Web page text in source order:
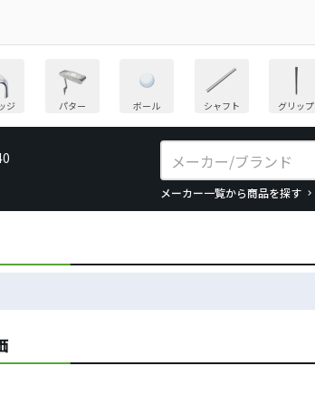
ジ パター ボール シャフト グリップ
メーカー一覧から商品を探す